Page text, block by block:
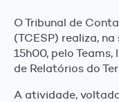
O Tribunal de
(TCESP) realiza,
15h00, pelo Teams,
de Relatórios do
A atividade,